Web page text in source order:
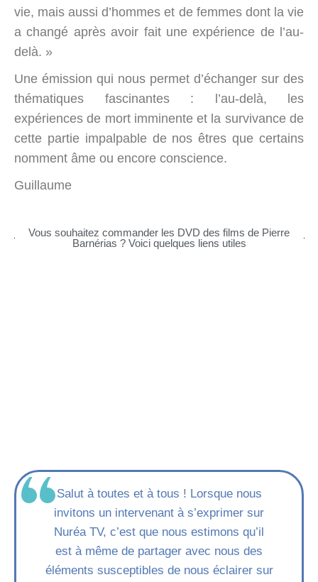
vie, mais aussi d’hommes et de femmes dont la vie
a changé après avoir fait une expérience de l’au-
delà. »
Une émission qui nous permet d’échanger sur des
thématiques fascinantes : l’au-delà, les
expériences de mort imminente et la survivance de
cette partie impalpable de nos êtres que certains
nomment âme ou encore conscience.
Guillaume
Vous souhaitez commander les DVD des films de Pierre
Barnérias ? Voici quelques liens utiles
Salut à toutes et à tous ! Lorsque nous
invitons un intervenant à s’exprimer sur
Nuréa TV, c’est que nous estimons qu’il
est à même de partager avec nous des
éléments susceptibles de nous éclairer sur